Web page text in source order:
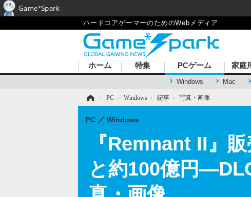
ハードコアゲーマーのためのWebメディア
ホーム 特集 PCゲーム
Windows Mac
家庭
› PC › Windows › 記事 › 写真・画像
『Remnant II』
と約100億円
PC Windows
Game*Spark